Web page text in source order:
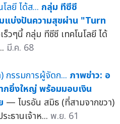
กลุ่ม ทีซีซี
แบ่งปันความสุขผ่าน "Turn
วๆนี้ กลุ่ม ทีซีซี เทคโนโลยี ได้
มี.ค. 68
ภาพข่าว: อ
กยิ่งใหญ่ พร้อมมอบเงิน
— ไบรอัน สมิธ (ที่สามจากขวา)
ธานเจ้าห... พ.ย. 61